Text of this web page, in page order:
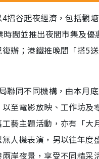
招谷起夜經濟，包括觀
間並推出夜間市集及
辦；港鐵推晚間「搭5
聯同不同機構，由本
至電影放映、工作坊
藝主題活動，亦有「
人機表演，另以往年
岸夜景，享受不同精采